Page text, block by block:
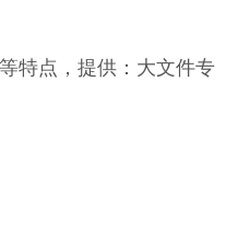
特点，提供：大文件专